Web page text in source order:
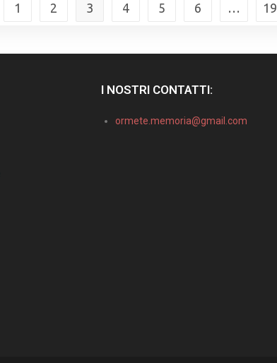
1 2 3 4 5 6 … 19
I NOSTRI CONTATTI:
ormete.memoria@gmail.com